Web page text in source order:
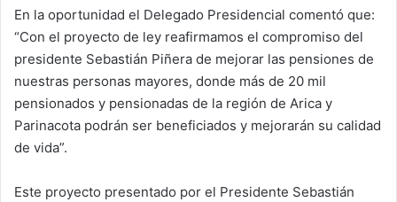
En la oportunidad el Delegado Presidencial comentó que:
“Con el proyecto de ley reafirmamos el compromiso del
presidente Sebastián Piñera de mejorar las pensiones de
nuestras personas mayores, donde más de 20 mil
pensionados y pensionadas de la región de Arica y
Parinacota podrán ser beneficiados y mejorarán su calidad
de vida”.
Este proyecto presentado por el Presidente Sebastián